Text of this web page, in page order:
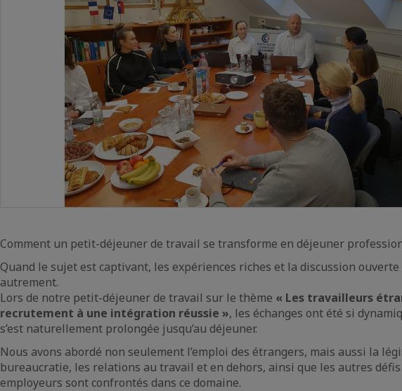
Comment un petit-déjeuner de travail se transforme en déjeuner
Quand le sujet est captivant, les expériences riches et la discussion ouverte
autrement.
Lors de notre petit-déjeuner de travail sur le thème « Les travailleurs
recrutement à une intégration réussie », les échanges ont été si
s’est naturellement prolongée jusqu’au déjeuner.
Nous avons abordé non seulement l’emploi des étrangers, mais aussi la
bureaucratie, les relations au travail et en dehors, ainsi que les autres
employeurs sont confrontés dans ce domaine.